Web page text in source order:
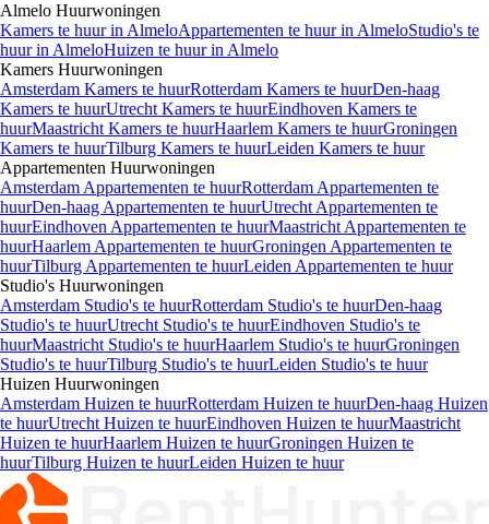
Almelo Huurwoningen
Kamers te huur inAlmeloAppartementen te huur inAlmeloStudio's te
huur inAlmeloHuizen te huur inAlmelo
Kamers Huurwoningen
Amsterdam Kamers te huurRotterdam Kamers te huurDen-haag
Kamers te huurUtrecht Kamers te huurEindhoven Kamers te
huurMaastricht Kamers te huurHaarlem Kamers te huurGroningen
Kamers te huurTilburg Kamers te huurLeiden Kamers te huur
Appartementen Huurwoningen
Amsterdam Appartementen te huurRotterdam Appartementen te
huurDen-haag Appartementen te huurUtrecht Appartementen te
huurEindhoven Appartementen te huurMaastricht Appartementen te
huurHaarlem Appartementen te huurGroningen Appartementen te
huurTilburg Appartementen te huurLeiden Appartementen te huur
Studio's Huurwoningen
Amsterdam Studio's te huurRotterdam Studio's te huurDen-haag
Studio's te huurUtrecht Studio's te huurEindhoven Studio's te
huurMaastricht Studio's te huurHaarlem Studio's te huurGroningen
Studio's te huurTilburg Studio's te huurLeiden Studio's te huur
Huizen Huurwoningen
Amsterdam Huizen te huurRotterdam Huizen te huurDen-haag Huizen
te huurUtrecht Huizen te huurEindhoven Huizen te huurMaastricht
Huizen te huurHaarlem Huizen te huurGroningen Huizen te
huurTilburg Huizen te huurLeiden Huizen te huur